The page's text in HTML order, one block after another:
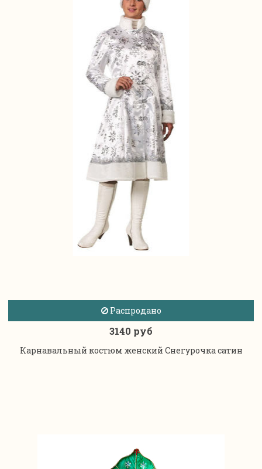
Распродано
3140 руб
Карнавальный костюм женский Снегурочка сатин